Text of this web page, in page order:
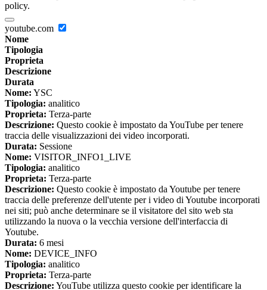
policy.
youtube.com
Nome
Tipologia
Proprieta
Descrizione
Durata
Nome: YSC
Tipologia: analitico
Proprieta: Terza-parte
Descrizione: Questo cookie è impostato da YouTube per tenere
traccia delle visualizzazioni dei video incorporati.
Durata: Sessione
Nome: VISITOR_INFO1_LIVE
Tipologia: analitico
Proprieta: Terza-parte
Descrizione: Questo cookie è impostato da Youtube per tenere
traccia delle preferenze dell'utente per i video di Youtube incorporati
nei siti; può anche determinare se il visitatore del sito web sta
utilizzando la nuova o la vecchia versione dell'interfaccia di
Youtube.
Durata: 6 mesi
Nome: DEVICE_INFO
Tipologia: analitico
Proprieta: Terza-parte
Descrizione: YouTube utilizza questo cookie per identificare la